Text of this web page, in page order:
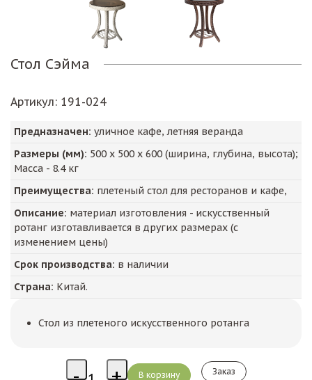
Стол Сэйма
Артикул: 191-024
Предназначен: уличное кафе, летняя веранда
Размеры (мм): 500 х 500 х 600 (ширина, глубина, высота);
Масса - 8.4кг
Преимущества: плетеный стол для ресторанов и кафе,
Описание: материал изготовления - искусственный
ротанг изготавливается в других размерах (с
изменением цены)
Срок производства: в наличии
Страна: Китай.
Стол из плетеного искусственного ротанга
Заказ